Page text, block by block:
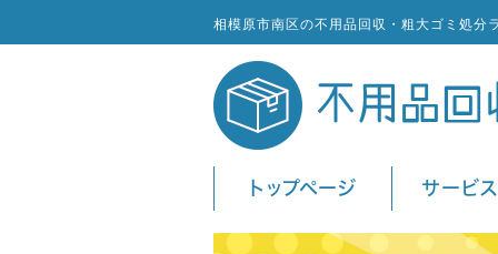
相模原市南区の不用品回収・粗大ゴミ処分
トップページ サービ